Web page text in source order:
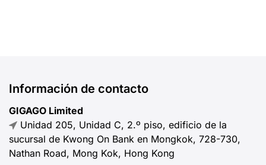
Información de contacto
GIGAGO Limited
Unidad 205, Unidad C, 2.º piso, edificio de la
sucursal de Kwong On Bank en Mongkok, 728-730,
Nathan Road, Mong Kok, Hong Kong